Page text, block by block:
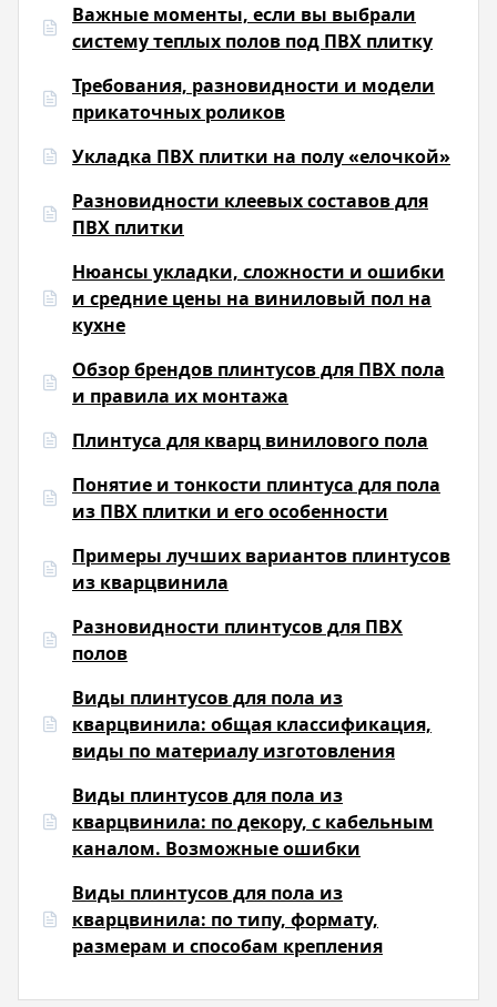
Важные моменты, если вы выбрали
систему теплых полов под ПВХ плитку
Требования, разновидности и модели
прикаточных роликов
Укладка ПВХ плитки на полу «елочкой»
Разновидности клеевых составов для
ПВХ плитки
Нюансы укладки, сложности и ошибки
и средние цены на виниловый пол на
кухне
Обзор брендов плинтусов для ПВХ пола
и правила их монтажа
Плинтуса для кварц винилового пола
Понятие и тонкости плинтуса для пола
из ПВХ плитки и его особенности
Примеры лучших вариантов плинтусов
из кварцвинила
Разновидности плинтусов для ПВХ
полов
Виды плинтусов для пола из
кварцвинила: общая классификация,
виды по материалу изготовления
Виды плинтусов для пола из
кварцвинила: по декору, с кабельным
каналом. Возможные ошибки
Виды плинтусов для пола из
кварцвинила: по типу, формату,
размерам и способам крепления